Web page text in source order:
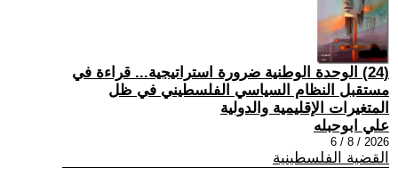
(24) الوحدة الوطنية ضرورة استراتيجية... قراءة في
مستقبل النظام السياسي الفلسطيني في ظل
المتغيرات الإقليمية والدولية
علي ابوحبله
2026 / 8 / 6
القضية الفلسطينية